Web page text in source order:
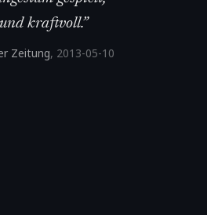
kraftvoll.”
Zeitung, 2013-05-10